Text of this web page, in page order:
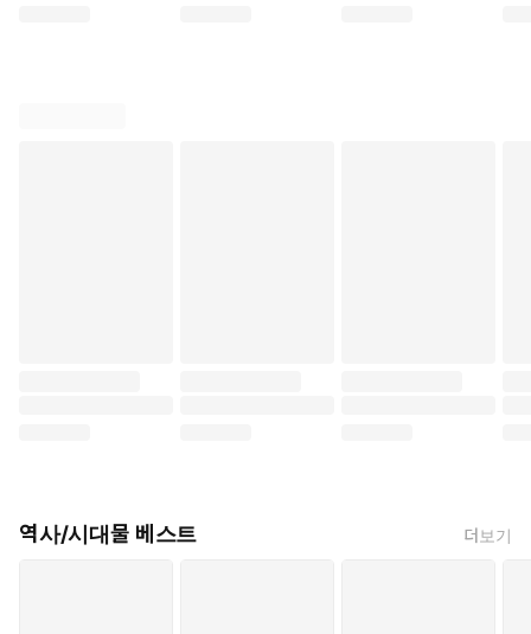
역사/시대물 베스트 더보기